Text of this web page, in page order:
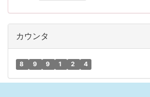
カウンタ
8 9 9 1 2 4